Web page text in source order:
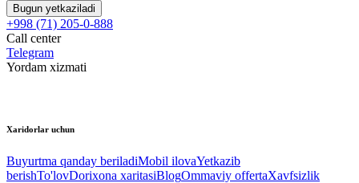
Bugun yetkaziladi
+998 (71) 205-0-888
Call center
Telegram
Yordam xizmati
Xaridorlar uchun
Buyurtma qanday beriladiMobil ilovaYetkazib
berishTo'lovDorixona xaritasiBlogOmmaviy offertaXavfsizlik